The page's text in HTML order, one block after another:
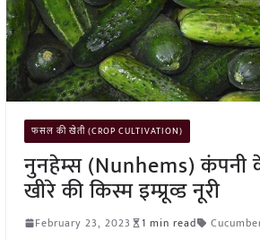
फसल की खेती (CROP CULTIVATION)
नुनहेम्स (Nunhems) कंपनी
खीरे की किस्म इम्प्रूव्ड नूरी
February 23, 2023 1 min read